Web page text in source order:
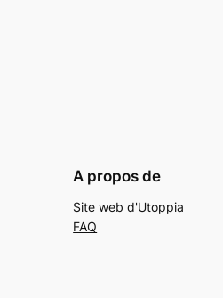
A propos de
Site web d'Utoppia
FAQ